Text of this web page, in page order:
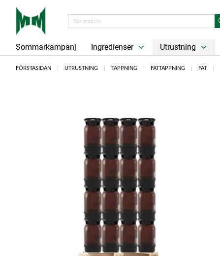
Sommarkampanj Ingredienser Utrustning
FÖRSTASIDAN UTRUSTNING TAPPNING FATTAPPNING FAT